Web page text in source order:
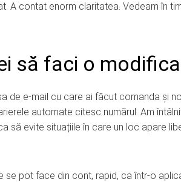
A contat enorm claritatea. Vedeam în
să faci o
de e-mail cu care ai făcut comanda și
automate citesc numărul. Am
să evite situațiile în care un loc apare
se pot face din cont, rapid, ca într-o